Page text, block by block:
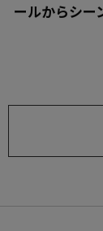
ールからシー